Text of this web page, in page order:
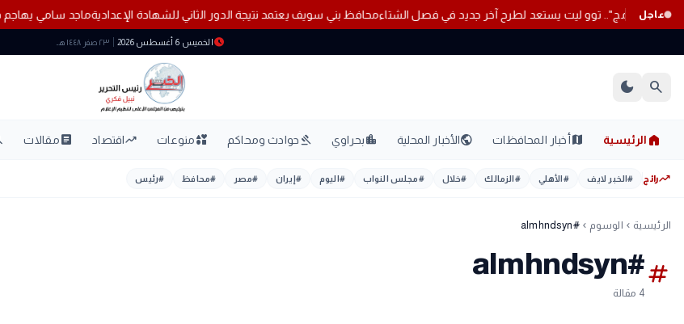
عاجل
"صديق البرنامج".. توو ليت يستعد لطرح آخر جديد في فصل الشتاءمحافظ بني سويف يعتمد نتيجة الدور الثاني للشهادة الإعداديةماجد سامي
scheduleالخميس 6 أغسطس 2026 ٢٣ صفر ١٤٤٨ هـ
search
dark_mode
home الرئيسية mapأخبار المحافظات publicالأخبار المحلية location_cityبحراوي gavelحوادث ومحاكم interestsمنوعات trending_upاقتصاد articleمقالات
trending_upرائج #الخبر لايف #الأهلي #الزمالك #خلال #مجلس النواب #اليوم #إيران #مصر #محافظ #رئيس
الرئيسية chevron_left الوسوم chevron_left
#almhndsyn
tag
#almhndsyn
4 مقالة